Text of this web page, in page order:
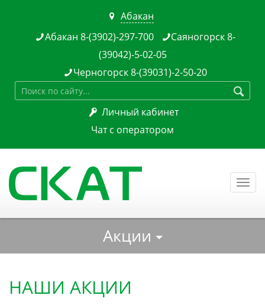
 Абакан
Абакан 8-(3902)-297-700 Саяногорск 8-
(39042)-5-02-05
Черногорск 8-(39031)-2-50-20

 Личный кабинет
Чат с оператором
Акции
НАШИ АКЦИИ